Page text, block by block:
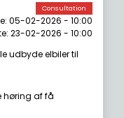
Consultation
05-02-2026 - 10:00
23-02-2026 - 10:00
udbyde elbiler til
høring af få